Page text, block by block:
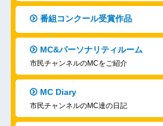
番組コンクール受賞作品
MC&パーソナリティルーム
市民チャンネルのMCをご紹介
MC Diary
市民チャンネルのMC達の日記